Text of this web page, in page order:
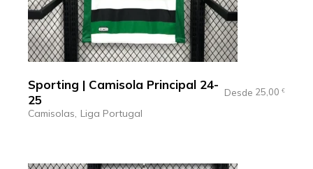
Sporting | Camisola Principal 24-
25
Desde 25,00 €
Camisolas Liga Portugal